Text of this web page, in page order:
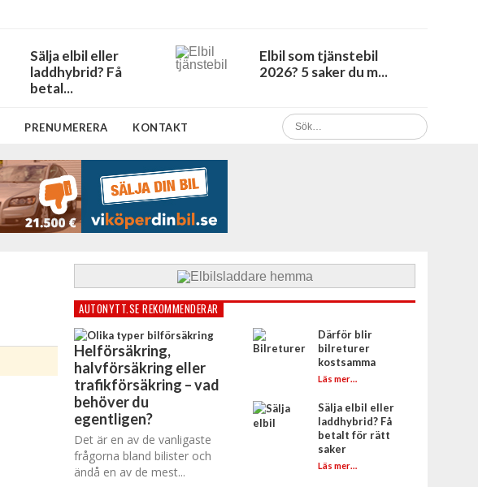
Sälja elbil eller
laddhybrid? Få
betal...
Elbil som tjänstebil
2026? 5 saker du m...
PRENUMERERA KONTAKT
AUTONYTT.SE REKOMMENDERAR
Helförsäkring,
halvförsäkring eller
trafikförsäkring – vad
behöver du
egentligen?
Det är en av de vanligaste
frågorna bland bilister och
ändå en av de mest...
Därför blir
bilreturer
kostsamma
Läs mer…
Sälja elbil eller
laddhybrid? Få
betalt för rätt
saker
Läs mer…